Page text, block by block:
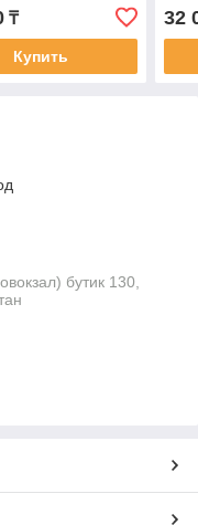
батарея
ORIGINAL
₸
Купить
32
бутик 130,